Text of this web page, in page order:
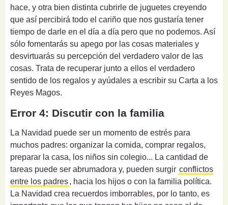
hace, y otra bien distinta cubrirle de juguetes creyendo
que así percibirá todo el cariño que nos gustaría tener
tiempo de darle en el día a día pero que no podemos. Así
sólo fomentarás su apego por las cosas materiales y
desvirtuarás su percepción del verdadero valor de las
cosas. Trata de recuperar junto a ellos el verdadero
sentido de los regalos y ayúdales a escribir su Carta a los
Reyes Magos.
Error 4: Discutir con la familia
La Navidad puede ser un momento de estrés para
muchos padres: organizar la comida, comprar regalos,
preparar la casa, los niños sin colegio... La cantidad de
tareas puede ser abrumadora y, pueden surgir conflictos
entre los padres, hacia los hijos o con la familia política.
La Navidad crea recuerdos imborrables, por lo tanto, es